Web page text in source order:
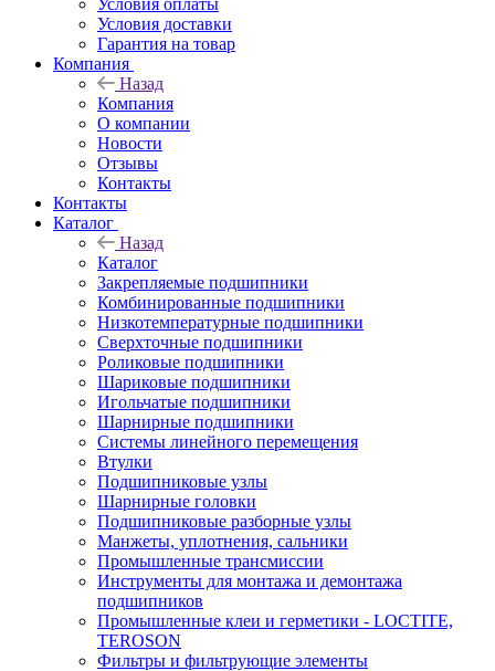
Условия оплаты
Условия доставки
Гарантия на товар
Компания
Назад
Компания
О компании
Новости
Отзывы
Контакты
Контакты
Каталог
Назад
Каталог
Закрепляемые подшипники
Комбинированные подшипники
Низкотемпературные подшипники
Сверхточные подшипники
Роликовые подшипники
Шариковые подшипники
Игольчатые подшипники
Шарнирные подшипники
Системы линейного перемещения
Втулки
Подшипниковые узлы
Шарнирные головки
Подшипниковые разборные узлы
Манжеты, уплотнения, сальники
Промышленные трансмиссии
Инструменты для монтажа и демонтажа
подшипников
Промышленные клеи и герметики - LOCTITE,
TEROSON
Фильтры и фильтрующие элементы